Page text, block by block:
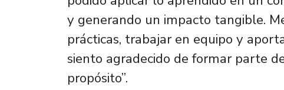
y generando un impacto tangible.
prácticas, trabajar en equipo y
siento agradecido de formar parte
propósito”.